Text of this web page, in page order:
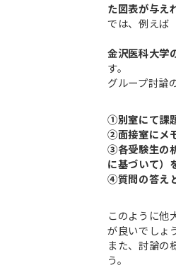
た図表が与え
では、例えば
金沢医科大学
す。
グループ討論
①別室にて課
②面接室にメ
③各受験生の
に基づいて）
④質問の答え
このように他
が良いでしょう
また、討論の
う。